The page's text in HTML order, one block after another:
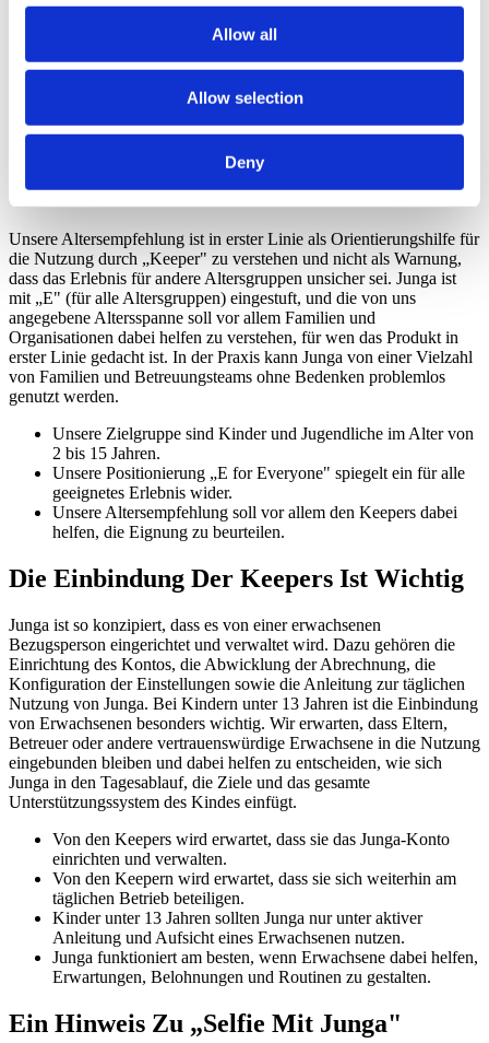
Allow all
Allow selection
Deny
Junga wurde entwickelt, um den Fokus auf positive
Entwicklung, Routinen und Ermutigung zu legen.
gewalttätige, glücksspielbezogene, angstauslösende,
So Funktioniert Die Altersfreigabe Bei
Junga
Unsere Altersempfehlung ist in erster Linie als Orientierungshilfe für
die Nutzung durch „Keeper" zu verstehen und nicht als Warnung,
dass das Erlebnis für andere Altersgruppen unsicher sei. Junga ist
mit „E" (für alle Altersgruppen) eingestuft, und die von uns
angegebene Altersspanne soll vor allem Familien und
Organisationen dabei helfen zu verstehen, für wen das Produkt in
erster Linie gedacht ist. In der Praxis kann Junga von einer Vielzahl
von Familien und Betreuungsteams ohne Bedenken problemlos
genutzt werden.
Unsere Zielgruppe sind Kinder und Jugendliche im Alter von
2 bis 15 Jahren.
Unsere Positionierung „E for Everyone" spiegelt ein für alle
geeignetes Erlebnis wider.
Unsere Altersempfehlung soll vor allem den Keepers dabei
helfen, die Eignung zu beurteilen.
Die Einbindung Der Keepers Ist Wichtig
Junga ist so konzipiert, dass es von einer erwachsenen
Bezugsperson eingerichtet und verwaltet wird. Dazu gehören die
Einrichtung des Kontos, die Abwicklung der Abrechnung, die
Konfiguration der Einstellungen sowie die Anleitung zur täglichen
Nutzung von Junga. Bei Kindern unter 13 Jahren ist die Einbindung
von Erwachsenen besonders wichtig. Wir erwarten, dass Eltern,
Betreuer oder andere vertrauenswürdige Erwachsene in die Nutzung
eingebunden bleiben und dabei helfen zu entscheiden, wie sich
Junga in den Tagesablauf, die Ziele und das gesamte
Unterstützungssystem des Kindes einfügt.
Von den Keepers wird erwartet, dass sie das Junga-Konto
einrichten und verwalten.
Von den Keepern wird erwartet, dass sie sich weiterhin am
täglichen Betrieb beteiligen.
Kinder unter 13 Jahren sollten Junga nur unter aktiver
Anleitung und Aufsicht eines Erwachsenen nutzen.
Junga funktioniert am besten, wenn Erwachsene dabei helfen,
Erwartungen, Belohnungen und Routinen zu gestalten.
Ein Hinweis Zu „Selfie Mit Junga"